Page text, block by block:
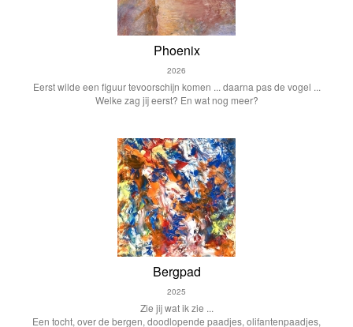
Phoenix
2026
Eerst wilde een figuur tevoorschijn komen ... daarna pas de vogel ...
Welke zag jij eerst? En wat nog meer?
Bergpad
2025
Zie jij wat ik zie ...
Een tocht, over de bergen, doodlopende paadjes, olifantenpaadjes,